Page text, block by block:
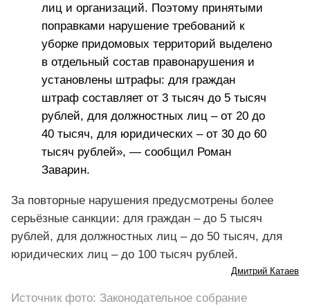
лиц и организаций. Поэтому принятыми
поправками нарушение требований к
уборке придомовых территорий выделено
в отдельный состав правонарушения и
установлены штрафы: для граждан
штраф составляет от 3 тысяч до 5 тысяч
рублей, для должностных лиц – от 20 до
40 тысяч, для юридических – от 30 до 60
тысяч рублей», — сообщил Роман
Заварин.
За повторные нарушения предусмотрены более
серьёзные санкции: для граждан – до 5 тысяч
рублей, для должностных лиц – до 50 тысяч, для
юридических лиц – до 100 тысяч рублей.
Дмитрий Катаев
Источник фото: Законодательное собрание